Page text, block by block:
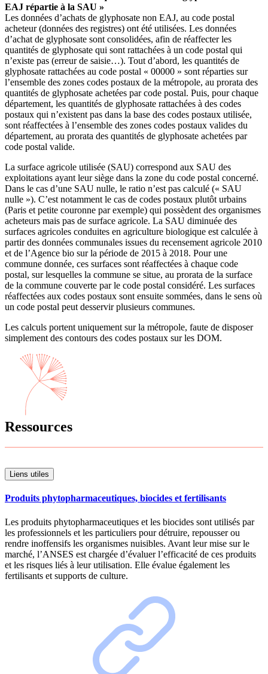
EAJ répartie à la SAU »
Les données d’achats de glyphosate non EAJ, au code postal
acheteur (données des registres) ont été utilisées. Les données
d’achat de glyphosate sont consolidées, afin de réaffecter les
quantités de glyphosate qui sont rattachées à un code postal qui
n’existe pas (erreur de saisie…). Tout d’abord, les quantités de
glyphosate rattachées au code postal « 00000 » sont réparties sur
l’ensemble des zones codes postaux de la métropole, au prorata des
quantités de glyphosate achetées par code postal. Puis, pour chaque
département, les quantités de glyphosate rattachées à des codes
postaux qui n’existent pas dans la base des codes postaux utilisée,
sont réaffectées à l’ensemble des zones codes postaux valides du
département, au prorata des quantités de glyphosate achetées par
code postal valide.
La surface agricole utilisée (SAU) correspond aux SAU des
exploitations ayant leur siège dans la zone du code postal concerné.
Dans le cas d’une SAU nulle, le ratio n’est pas calculé (« SAU
nulle »). C’est notamment le cas de codes postaux plutôt urbains
(Paris et petite couronne par exemple) qui possèdent des organismes
acheteurs mais pas de surface agricole. La SAU diminuée des
surfaces agricoles conduites en agriculture biologique est calculée à
partir des données communales issues du recensement agricole 2010
et de l’Agence bio sur la période de 2015 à 2018. Pour une
commune donnée, ces surfaces sont réaffectées à chaque code
postal, sur lesquelles la commune se situe, au prorata de la surface
de la commune couverte par le code postal considéré. Les surfaces
réaffectées aux codes postaux sont ensuite sommées, dans le sens où
un code postal peut desservir plusieurs communes.
Les calculs portent uniquement sur la métropole, faute de disposer
simplement des contours des codes postaux sur les DOM.
Ressources
Liens utiles
Produits phytopharmaceutiques, biocides et fertilisants
Les produits phytopharmaceutiques et les biocides sont utilisés par
les professionnels et les particuliers pour détruire, repousser ou
rendre inoffensifs les organismes nuisibles. Avant leur mise sur le
marché, l’ANSES est chargée d’évaluer l’efficacité de ces produits
et les risques liés à leur utilisation. Elle évalue également les
fertilisants et supports de culture.